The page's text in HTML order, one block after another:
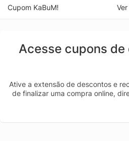
Cupom KaBuM!
Acesse cupons
Ative a extensão de descontos e
de finalizar uma compra online,